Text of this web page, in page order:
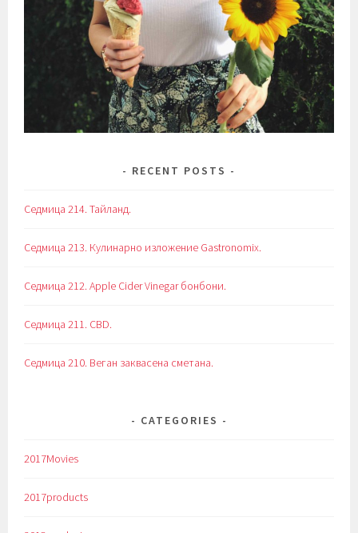
RECENT POSTS
Седмица 214. Тайланд.
Седмица 213. Кулинарно изложение Gastronomix.
Седмица 212. Apple Cider Vinegar бонбони.
Седмица 211. CBD.
Седмица 210. Веган заквасена сметана.
CATEGORIES
2017Movies
2017products